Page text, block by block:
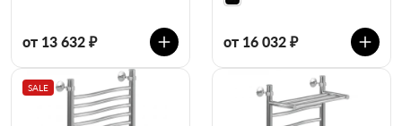
от 13 632 ₽ от 16 032 ₽
SALE